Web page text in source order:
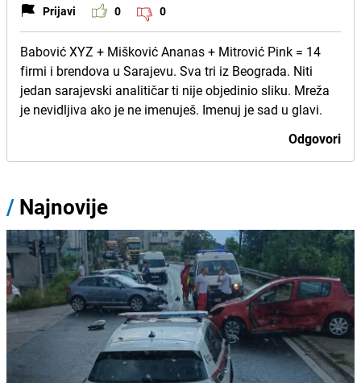
Prijavi 0 0
Babović XYZ + Mišković Ananas + Mitrović Pink = 14
firmi i brendova u Sarajevu. Sva tri iz Beograda. Niti
jedan sarajevski analitičar ti nije objedinio sliku. Mreža
je nevidljiva ako je ne imenuješ. Imenuj je sad u glavi.
Odgovori
/ Najnovije